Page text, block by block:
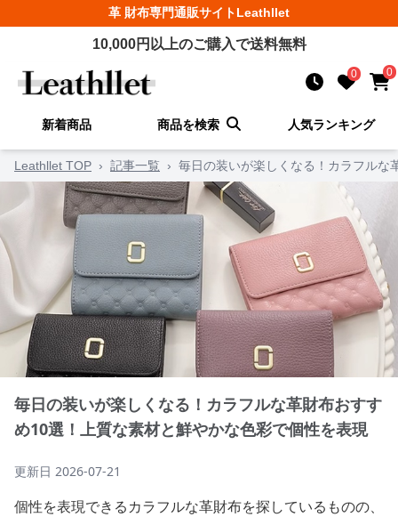
革 財布専門通販サイトLeathllet
10,000円以上のご購入で送料無料
0 0
新着商品 商品を検索 人気ランキング
Leathllet TOP › 記事一覧 › 毎日の装いが楽しくなる！カラフルな
毎日の装いが楽しくなる！カラフルな革財布おすす
め10選！上質な素材と鮮やかな色彩で個性を表現
更新日 2026-07-21
個性を表現できるカラフルな革財布を探しているものの、